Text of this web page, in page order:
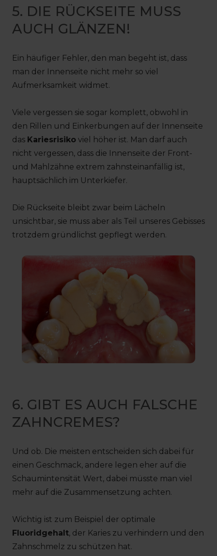
5. DIE RÜCKSEITE MUSS
AUCH GLÄNZEN!
Ein häufiger Fehler, den man begeht ist, dass
man der Innenseite nicht mehr so viel
Aufmerksamkeit widmet.
Viele vergessen sie sogar komplett, obwohl in
den Rillen und Einkerbungen auf der Innenseite
das Kariesrisiko viel höher ist. Man darf auch
nicht vergessen, dass die Innenseite der Front-
und Mahlzähne extrem zahnsteinanfällig ist,
hauptsächlich im Unterkiefer.
Die Rückseite bleibt zwar beim Lächeln
unsichtbar, sie muss aber als Teil unseres Gebisses
trotzdem gründlichst gepflegt werden.
6. GIBT ES AUCH FALSCHE
ZAHNCREMES?
Und ob. Die meisten entscheiden sich dabei für
einen Geschmack, andere legen eher auf die
Schaumintensität Wert, dabei müsste man viel
mehr auf die Zusammensetzung achten.
Wichtig ist zum Beispiel der optimale
Fluoridgehalt, der Karies zu verhindern und den
Zahnschmelz zu schützen hat.